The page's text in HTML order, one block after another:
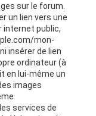
sur le forum.
un lien vers une
internet public,
mon-
insérer de lien
ordinateur (à
en lui-même un
images
services de